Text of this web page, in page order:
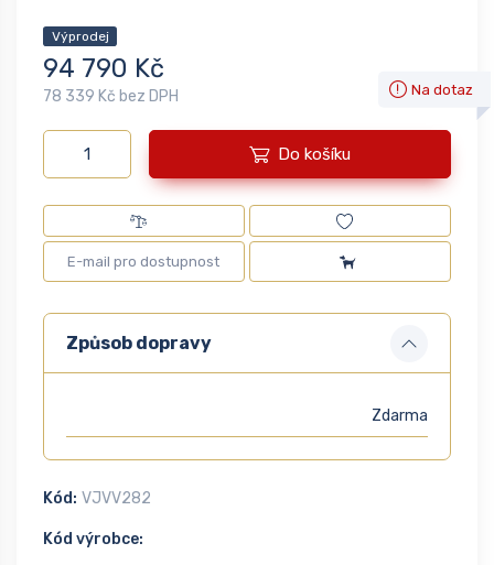
Výprodej
94 790 Kč
78 339 Kč bez DPH Na dotaz
Do košíku
Způsob dopravy
Zdarma
Kód: VJVV282
Kód výrobce: